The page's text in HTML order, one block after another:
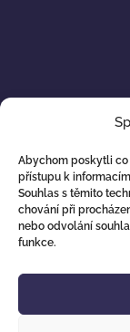
Abychom poskytli
přístupu k
Souhlas s těmito
chování při
nebo odvolání
funkce.
plný